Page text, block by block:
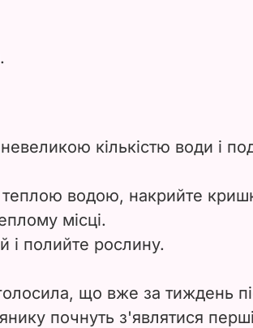
кількістю води і
теплою водою, накрийте
місці.
і полийте рослину.
що вже за тиждень
почнуть з'являтися